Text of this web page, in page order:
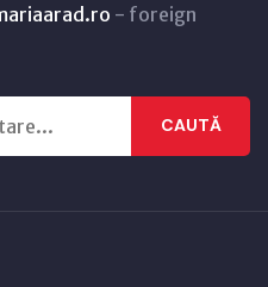
- foreign
CAUTĂ